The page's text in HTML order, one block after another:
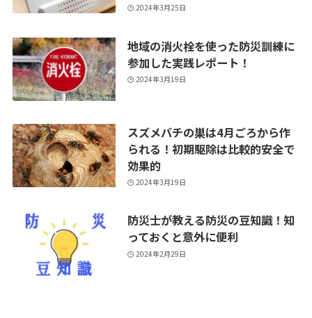
2024年3月25日
地域の消火栓を使った防災訓練に
参加した実践レポート！
2024年3月19日
スズメバチの巣は4月ごろから作
られる！初期駆除は比較的安全で
効果的
2024年3月19日
防災士が教える防災の豆知識！知
っておくと意外に便利
2024年2月29日